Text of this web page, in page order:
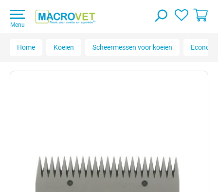
Menu
Home Koeien Scheermessen voor koeien Econom